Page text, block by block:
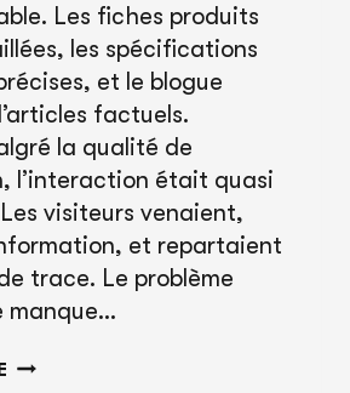
Les fiches produits
les spécifications
et le blogue
factuels.
la qualité de
l’interaction était quasi
visiteurs venaient,
et repartaient
trace. Le problème
manque…
L’ART